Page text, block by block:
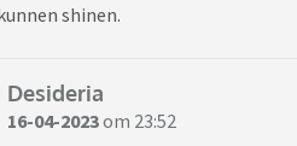
shinen.
Desideria
16-04-2023om 23:52